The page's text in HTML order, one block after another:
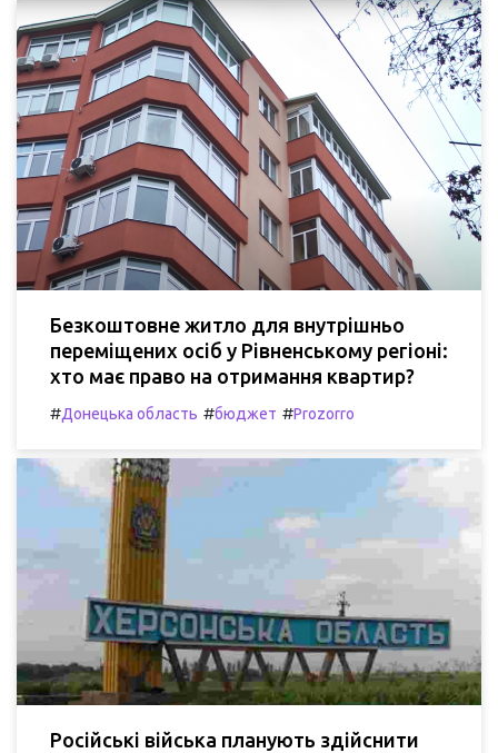
Безкоштовне житло для внутрішньо
переміщених осіб у Рівненському регіоні:
хто має право на отримання квартир?
#Донецька область #бюджет #Prozorro
Російські війська планують здійснити